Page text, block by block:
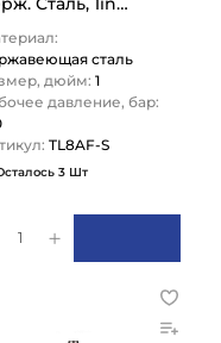
сталь
дюйм: 1
давление, бар:
TL8AF-S
3 Шт
1